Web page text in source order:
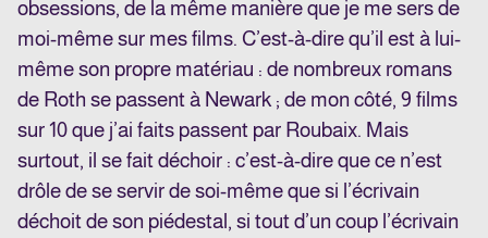
obsessions, de la même manière que je me sers de
moi-même sur mes films. C’est-à-dire qu’il est à lui-
même son propre matériau : de nombreux romans
de Roth se passent à Newark ; de mon côté, 9 films
sur 10 que j’ai faits passent par Roubaix. Mais
surtout, il se fait déchoir : c’est-à-dire que ce n’est
drôle de se servir de soi-même que si l’écrivain
déchoit de son piédestal, si tout d’un coup l’écrivain